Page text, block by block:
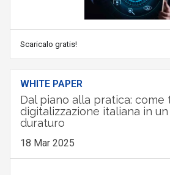
Scaricalo gratis!
WHITE PAPER
Dal piano alla pratica: come
digitalizzazione italiana in
duraturo
18 Mar 2025